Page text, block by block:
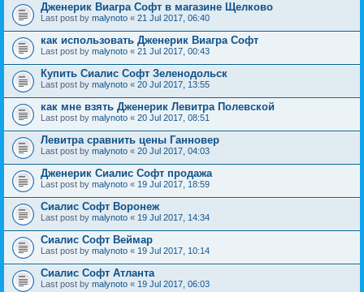
Дженерик Виагра Софт в магазине Щелково
Last post by malynoto « 21 Jul 2017, 06:40
как использовать Дженерик Виагра Софт
Last post by malynoto « 21 Jul 2017, 00:43
Купить Сиалис Софт Зеленодольск
Last post by malynoto « 20 Jul 2017, 13:55
как мне взять Дженерик Левитра Полевской
Last post by malynoto « 20 Jul 2017, 08:51
Левитра сравнить цены Ганновер
Last post by malynoto « 20 Jul 2017, 04:03
Дженерик Сиалис Софт продажа
Last post by malynoto « 19 Jul 2017, 18:59
Сиалис Софт Воронеж
Last post by malynoto « 19 Jul 2017, 14:34
Сиалис Софт Веймар
Last post by malynoto « 19 Jul 2017, 10:14
Сиалис Софт Атланта
Last post by malynoto « 19 Jul 2017, 06:03